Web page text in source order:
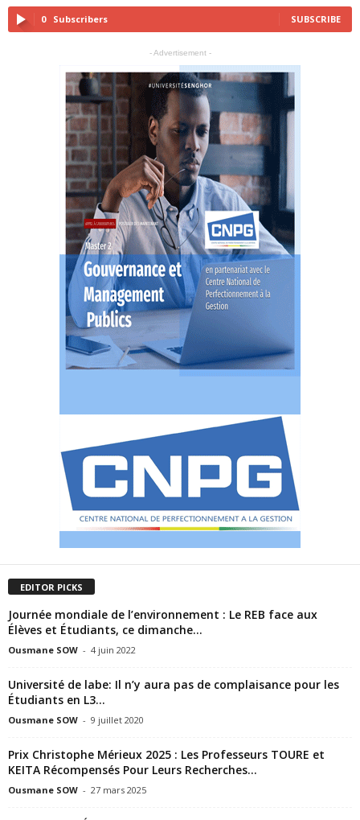
0 Subscribers SUBSCRIBE
- Advertisement -
EDITOR PICKS
Journée mondiale de l’environnement : Le REB face aux
Élèves et Étudiants, ce dimanche...
Ousmane SOW - 4 juin 2022
Université de labe: Il n’y aura pas de complaisance pour les
Étudiants en L3...
Ousmane SOW - 9 juillet 2020
Prix Christophe Mérieux 2025 : Les Professeurs TOURE et
KEITA Récompensés Pour Leurs Recherches...
Ousmane SOW - 27 mars 2025